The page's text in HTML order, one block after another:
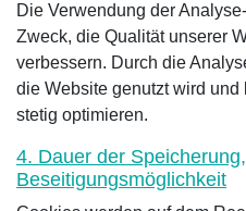
Die Verwendung der
Zweck, die Qualität unserer
verbessern. Durch die
die Website genutzt wird
stetig optimieren.
4. Dauer der
Beseitigungsmöglichkeit